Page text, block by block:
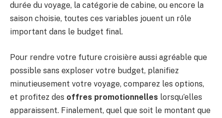
durée du voyage, la catégorie de cabine, ou encore la
saison choisie, toutes ces variables jouent un rôle
important dans le budget final.
Pour rendre votre future croisière aussi agréable que
possible sans exploser votre budget, planifiez
minutieusement votre voyage, comparez les options,
et profitez des offres promotionnelles lorsqu’elles
apparaissent. Finalement, quel que soit le montant que